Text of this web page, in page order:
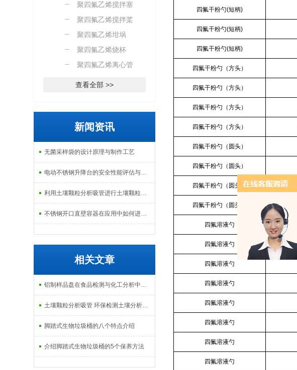
聚四氟乙烯搅拌塞
聚四氟乙烯搅拌桨
聚四氟乙烯坩埚
聚四氟乙烯烧杯
聚四氟乙烯离心管
查看全部 >>
新闻资讯
无菌采样袋的设计原理与制作工艺
电动不锈钢升降台的安全性能评估与控制
利用土壤颗粒分析吸管进行土壤颗粒定量分析的研究
不锈钢开口直壁容器在应用中如何进行维护和保养？
相关文章
铝制样品盘在食品检测与化工分析中的应用揭秘
土壤颗粒分析吸管 环保检测土壤分析仪方法
脚踏式生物垃圾桶的八个特点介绍
介绍脚踏式生物垃圾桶的5个保养方法
四氟干粉勺(短柄)
四氟干粉勺(短柄)
四氟干粉勺(短柄)
四氟干粉勺（方头）
四氟干粉勺（方头）
四氟干粉勺（方头）
四氟干粉勺（方头）
四氟干粉勺（圆头）
四氟干粉勺（圆头）
四氟干粉勺（圆头）
四氟干粉勺（圆头）
四氟溶液勺
四氟溶液勺
四氟溶液勺
四氟溶液勺
四氟溶液勺
四氟溶液勺
四氟溶液勺
四氟溶液勺